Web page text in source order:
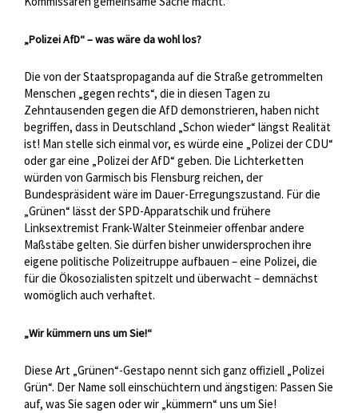
„Polizei AfD“ – was wäre da wohl los?
Die von der Staatspropaganda auf die Straße getrommelten
Menschen „gegen rechts“, die in diesen Tagen zu
Zehntausenden gegen die AfD demonstrieren, haben nicht
begriffen, dass in Deutschland „Schon wieder“ längst Realität
ist! Man stelle sich einmal vor, es würde eine „Polizei der CDU“
oder gar eine „Polizei der AfD“ geben. Die Lichterketten
würden von Garmisch bis Flensburg reichen, der
Bundespräsident wäre im Dauer-Erregungszustand. Für die
„Grünen“ lässt der SPD-Apparatschik und frühere
Linksextremist Frank-Walter Steinmeier offenbar andere
Maßstäbe gelten. Sie dürfen bisher unwidersprochen ihre
eigene politische Polizeitruppe aufbauen – eine Polizei, die
für die Ökosozialisten spitzelt und überwacht – demnächst
womöglich auch verhaftet.
„Wir kümmern uns um Sie!“
Diese Art „Grünen“-Gestapo nennt sich ganz offiziell „Polizei
Grün“. Der Name soll einschüchtern und ängstigen: Passen Sie
auf, was Sie sagen oder wir „kümmern“ uns um Sie!